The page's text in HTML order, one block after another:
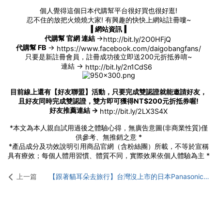
個人覺得這個日本代購幫平台很好買也很好逛!
忍不住的放把火燒燒大家! 有興趣的快快上網站註冊嘍~
‖ 網站資訊 ‖
代購幫 官網 連結 ->http://bit.ly/2O0HFjQ
代購幫 FB -> https://www.facebook.com/daigobangfans/
只要是新註冊會員，註冊成功後立即送200元折抵券唷~
連結 -> http://bit.ly/2n1CdS6
目前線上還有【好友聯盟】活動，只要完成雙認證就能邀請好友，
且好友同時完成雙認證，雙方即可獲得NT$200元折抵券喔!
好友推薦連結 -> http://bit.ly/2LX3S4X
*本文為本人親自試用過後之體驗心得，無廣告意圖(非商業性質)僅
供參考、無推銷之意 *
*產品成分及功效說明引用商品官網（含粉絲團）所載，不等於宣稱
具有療效；每個人體用習慣、體質不同，實際效果依個人體驗為主 *
上一篇 【跟著貓耳朵去旅行】台灣沒上市的日本Panasonic男仕美體機或價差差很大的，代購幫都可以買的到